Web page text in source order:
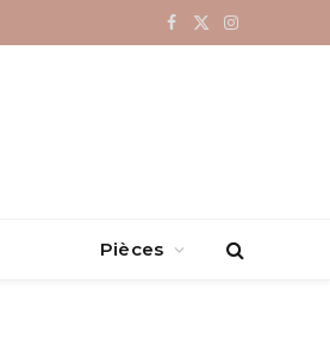
Facebook
X
Instagram
Pièces